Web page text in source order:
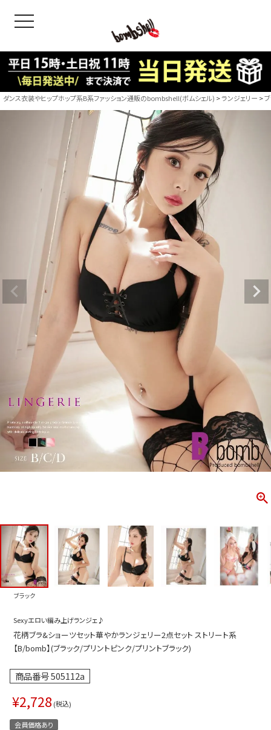
toggle navigation
＝ボムシェル】はダンス衣装専門ブランド。
衣装ならお任せ！オリジナル衣装やダンス衣装のトータル
ィネートのご提案。 ボムシェルならではの最新で斬新な
えをお届け。 撮影で使用してる小物や靴などダンサー必
ーデはイメージしやすく、全てボムシェルでご購入可能。
とは差別化出来るしっかりした衣装のご提案はダンサー
ージ映えを全力で応援してます。
商品一覧
CONTENTS
ス
ス
ー
アップ
ース
インワン／サロペット
ラ・ニップレス
B/bomb
【B/
「これど
好き女子
レッスン
PICKUP
新作
トップス
ボトムス
ダンス衣装やヒップホップ系B系ファッション通販のbombshell(ボムシェル) ランジェリー
ブラック
Sexyエロい編み上げランジェ♪
花柄ブラ&ショーツセット華やかランジェリー2点セット ストリート系
【B/bomb】(ブラック/プリントピンク/プリントブラック)
商品番号505112a
¥2,728 税込
会員価格あり